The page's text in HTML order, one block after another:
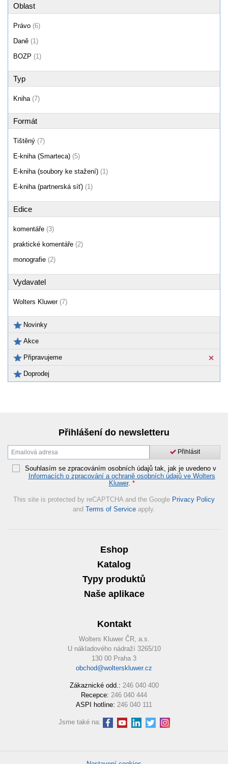
Oblast
Právo (6)
Daně (1)
BOZP (1)
Typ
Kniha (7)
Formát
Tištěný (7)
E-kniha (Smarteca) (5)
E-kniha (soubory ke stažení) (1)
E-kniha (partnerská síť) (1)
Edice
komentáře (3)
praktické komentáře (2)
monografie (2)
Vydavatel
Wolters Kluwer (7)
Novinky
Akce
Připravujeme
Doprodej
Přihlášení do newsletteru
Přihlásit
Souhlasím se zpracováním osobních údajů tak, jak je uvedeno v
Informacích o zpracování a ochraně osobních údajů ve Wolters
Kluwer. *
This site is protected by reCAPTCHA and the Google Privacy Policy
and Terms of Service apply.
Eshop
Katalog
Typy produktů
Naše aplikace
Kontakt
Wolters Kluwer ČR, a.s.
U nákladového nádraží 3265/10
130 00 Praha 3
obchod@wolterskluwer.cz
Zákaznické odd.: 246 040 400
Recepce: 246 040 444
ASPI hotline: 246 040 111
Jsme také na: